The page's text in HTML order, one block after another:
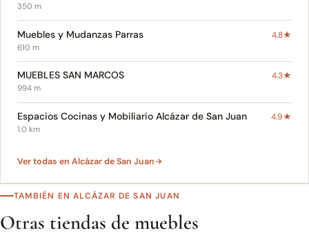
350 m
Muebles y Mudanzas Parras 4.8★
610 m
MUEBLES SAN MARCOS 4.3★
994 m
Espacios Cocinas y Mobiliario Alcázar de San Juan 4.9★
1.0 km
Ver todas en Alcázar de San Juan
TAMBIÉN EN ALCÁZAR DE SAN JUAN
Otras tiendas de muebles